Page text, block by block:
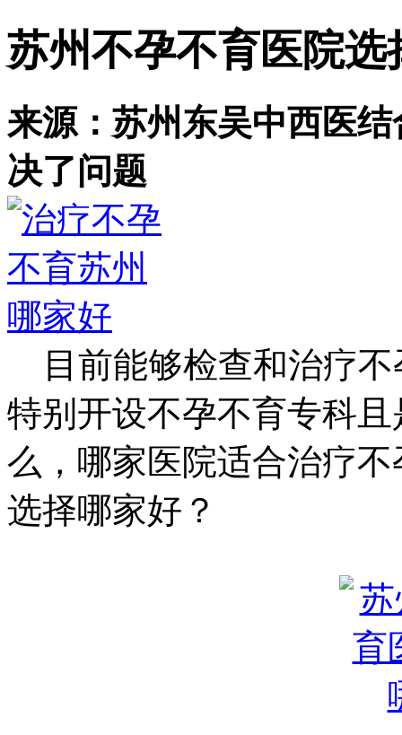
苏州不孕不育医院选
来源：苏州东吴中西医结
决了问题
目前能够检查和治疗不
特别开设不孕不育专科
么，哪家医院适合治疗
选择哪家好？